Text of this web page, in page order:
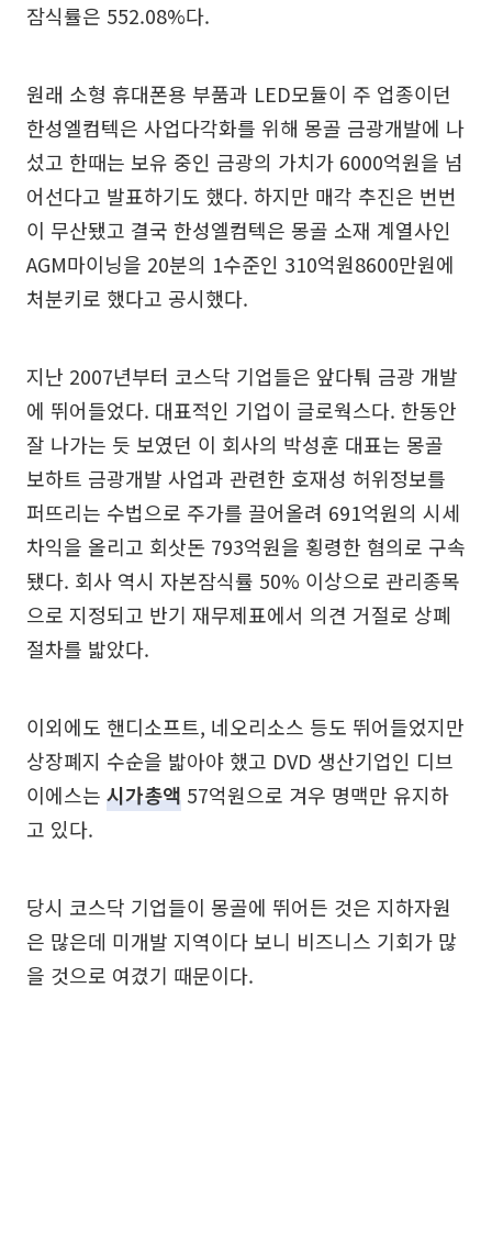
잠식률은 552.08%다.
원래 소형 휴대폰용 부품과 LED모듈이 주 업종이던
한성엘컴텍은 사업다각화를 위해 몽골 금광개발에 나
섰고 한때는 보유 중인 금광의 가치가 6000억원을 넘
어선다고 발표하기도 했다. 하지만 매각 추진은 번번
이 무산됐고 결국 한성엘컴텍은 몽골 소재 계열사인
AGM마이닝을 20분의 1수준인 310억원8600만원에
처분키로 했다고 공시했다.
지난 2007년부터 코스닥 기업들은 앞다퉈 금광 개발
에 뛰어들었다. 대표적인 기업이 글로웍스다. 한동안
잘 나가는 듯 보였던 이 회사의 박성훈 대표는 몽골
보하트 금광개발 사업과 관련한 호재성 허위정보를
퍼뜨리는 수법으로 주가를 끌어올려 691억원의 시세
차익을 올리고 회삿돈 793억원을 횡령한 혐의로 구속
됐다. 회사 역시 자본잠식률 50% 이상으로 관리종목
으로 지정되고 반기 재무제표에서 의견 거절로 상폐
절차를 밟았다.
이외에도 핸디소프트, 네오리소스 등도 뛰어들었지만
상장폐지 수순을 밟아야 했고 DVD 생산기업인 디브
이에스는 시가총액 57억원으로 겨우 명맥만 유지하
고 있다.
당시 코스닥 기업들이 몽골에 뛰어든 것은 지하자원
은 많은데 미개발 지역이다 보니 비즈니스 기회가 많
을 것으로 여겼기 때문이다.